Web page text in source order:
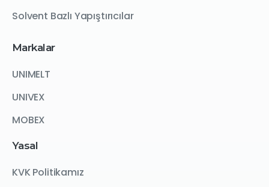
Solvent Bazlı Yapıştırıcılar
Markalar
UNIMELT
UNIVEX
MOBEX
Yasal
KVK Politikamız